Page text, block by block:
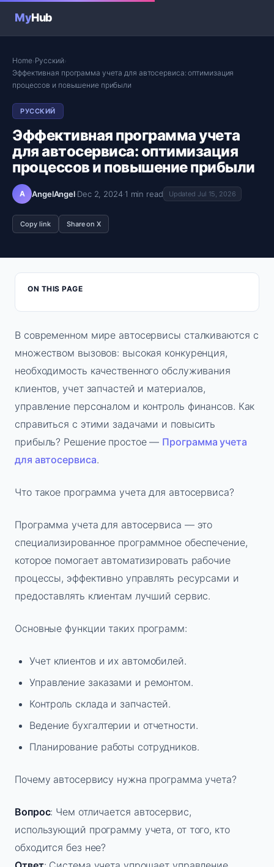
MyHub
Home›Русский›
Эффективная программа учета для автосервиса: оптимизация
процессов и повышение прибыли
РУССКИЙ
Эффективная программа учета
для автосервиса: оптимизация
процессов и повышение прибыли
A AngelAngel·Dec 2, 2024·1 min read Updated Jul 15, 2026
Copy link Share on X
ON THIS PAGE
В современном мире автосервисы сталкиваются с
множеством вызовов: высокая конкуренция,
необходимость качественного обслуживания
клиентов, учет запчастей и материалов,
управление персоналом и контроль финансов. Как
справиться с этими задачами и повысить
прибыль? Решение простое — Программа учета
для автосервиса.
Что такое программа учета для автосервиса?
Программа учета для автосервиса — это
специализированное программное обеспечение,
которое помогает автоматизировать рабочие
процессы, эффективно управлять ресурсами и
предоставлять клиентам лучший сервис.
Основные функции таких программ:
Учет клиентов и их автомобилей.
Управление заказами и ремонтом.
Контроль склада и запчастей.
Ведение бухгалтерии и отчетности.
Планирование работы сотрудников.
Почему автосервису нужна программа учета?
Вопрос: Чем отличается автосервис,
использующий программу учета, от того, кто
обходится без нее?